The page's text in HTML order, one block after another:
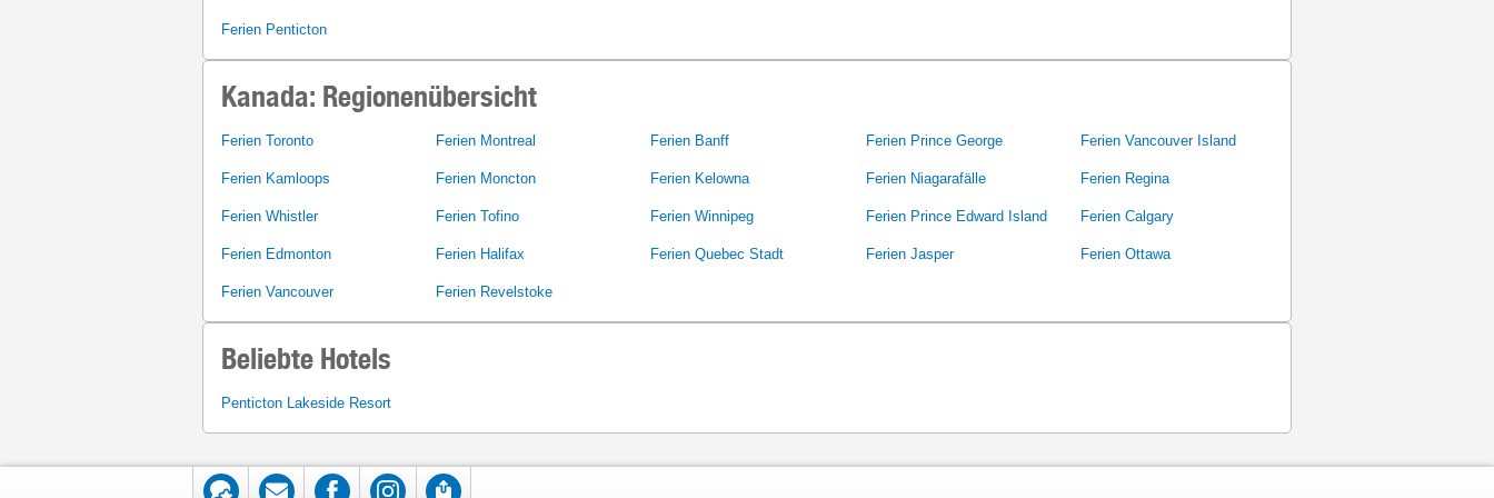
Ferien Penticton
Kanada: Regionenübersicht
Ferien Toronto Ferien Montreal Ferien Banff Ferien Prince George Ferien Vancouver Island
Ferien Kamloops Ferien Moncton Ferien Kelowna Ferien Niagarafälle Ferien Regina
Ferien Whistler Ferien Tofino Ferien Winnipeg Ferien Prince Edward Island Ferien Calgary
Ferien Edmonton Ferien Halifax Ferien Quebec Stadt Ferien Jasper Ferien Ottawa
Ferien Vancouver Ferien Revelstoke
Beliebte Hotels
Penticton Lakeside Resort